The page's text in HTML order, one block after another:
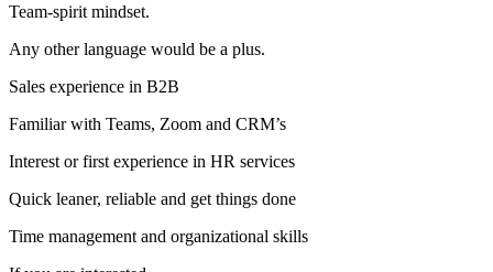
Team-spirit mindset.
Any other language would be a plus.
Sales experience in B2B
Familiar with Teams, Zoom and CRM’s
Interest or first experience in HR services
Quick leaner, reliable and get things done
Time management and organizational skills